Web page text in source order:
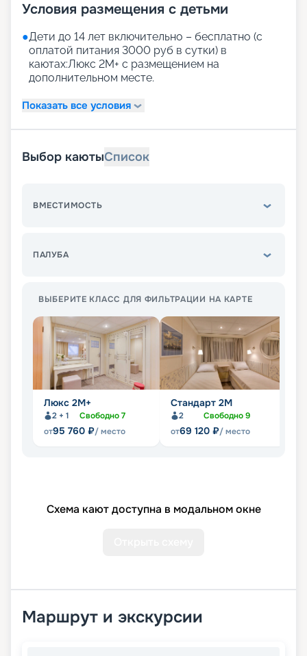
Условия размещения с детьми
●Дети до 14 лет включительно – бесплатно (с
оплатой питания 3000 руб в сутки) в
каютах:Люкс 2М+ с размещением на
дополнительном месте.
Показать все условия
Выбор каютыСписок
ВМЕСТИМОСТЬ
ПАЛУБА
ВЫБЕРИТЕ КЛАСС ДЛЯ ФИЛЬТРАЦИИ НА КАРТЕ
Люкс 2М+
2 + 1 Свободно7
от95 760 ₽/ место
Стандарт 2M
2 Свободно9
от69 120 ₽/ место
Схема кают доступна в модальном окне
Маршрут и экскурсии